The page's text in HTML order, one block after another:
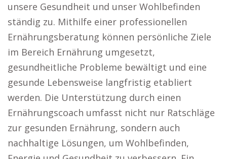
unsere Gesundheit und unser Wohlbefinden
ständig zu. Mithilfe einer professionellen
Ernährungsberatung können persönliche Ziele
im Bereich Ernährung umgesetzt,
gesundheitliche Probleme bewältigt und eine
gesunde Lebensweise langfristig etabliert
werden. Die Unterstützung durch einen
Ernährungscoach umfasst nicht nur Ratschläge
zur gesunden Ernährung, sondern auch
nachhaltige Lösungen, um Wohlbefinden,